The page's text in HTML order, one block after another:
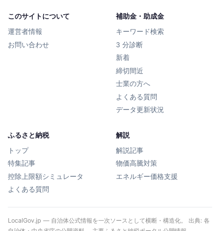
このサイトについて
運営者情報
お問い合わせ
補助金・助成金
キーワード検索
3 分診断
新着
締切間近
士業の方へ
よくある質問
データ更新状況
ふるさと納税
トップ
特集記事
控除上限額シミュレータ
よくある質問
解説
解説記事
物価高騰対策
エネルギー価格支援
LocalGov.jp — 自治体公式情報を一次ソースとして横断・構造化。 出典: 各